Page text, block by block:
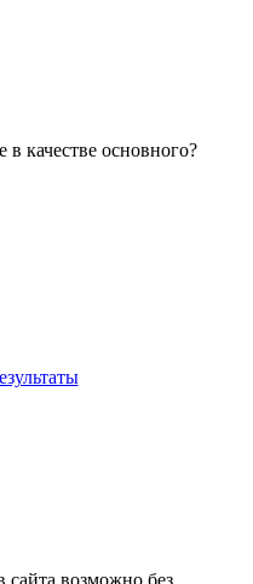
качестве основного?
сайта возможно без